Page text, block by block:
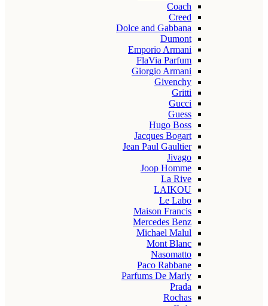
Coach
Creed
Dolce and Gabbana
Dumont
Emporio Armani
FlaVia Parfum
Giorgio Armani
Givenchy
Gritti
Gucci
Guess
Hugo Boss
Jacques Bogart
Jean Paul Gaultier
Jivago
Joop Homme
La Rive
LAIKOU
Le Labo
Maison Francis
Mercedes Benz
Michael Malul
Mont Blanc
Nasomatto
Paco Rabbane
Parfums De Marly
Prada
Rochas